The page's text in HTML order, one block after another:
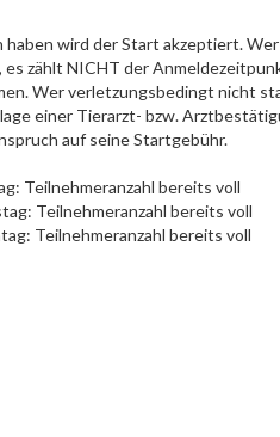
haben wird der Start akzeptiert.
es zählt NICHT der
Wer verletzungsbedingt nicht
einer Tierarzt- bzw.
auf seine Startgebühr.
Teilnehmeranzahl bereits voll
Teilnehmeranzahl bereits voll
Teilnehmeranzahl bereits voll